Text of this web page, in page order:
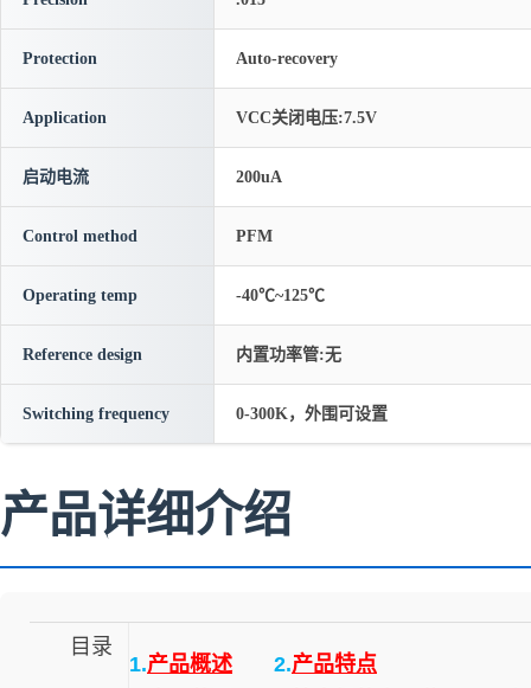
Protection Auto-recovery
Application VCC关闭电压:7.5V
启动电流 200uA
Control method PFM
Operating temp -40℃~125℃
Reference design 内置功率管:无
Switching frequency 0-300K，外围可设置
产品详细介绍
目录
1.产品概述 2.产品特点